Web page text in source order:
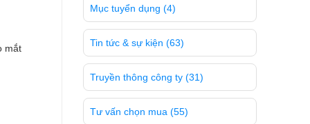
mắt
Mục tuyển dụng (4)
Tin tức & sự kiện (63)
Truyền thông công ty (31)
Tư vấn chọn mua (55)